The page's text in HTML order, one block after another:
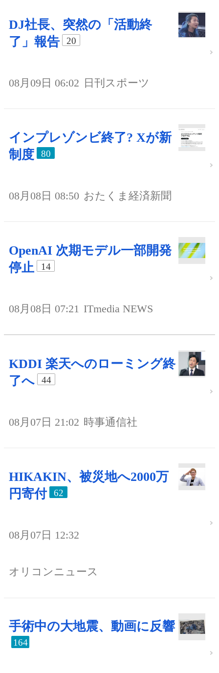
DJ社長、突然の「活動終
了」報告
20
08月09日 06:02 日刊スポーツ
インプレゾンビ終了? Xが新
制度
80
08月08日 08:50 おたくま経済新聞
OpenAI 次期モデル一部開発
停止
14
08月08日 07:21 ITmedia NEWS
KDDI 楽天へのローミング終
了へ
44
08月07日 21:02 時事通信社
HIKAKIN、被災地へ2000万
円寄付
62
08月07日 12:32
オリコンニュース
手術中の大地震、動画に反響
164